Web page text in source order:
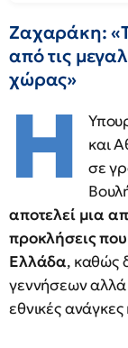
Ζαχαράκη:
από τις
χώρας»
Η
και
σε
αποτελεί μια
προκλήσεις
Ελλάδα, καθώς
γεννήσεων αλλά
εθνικές